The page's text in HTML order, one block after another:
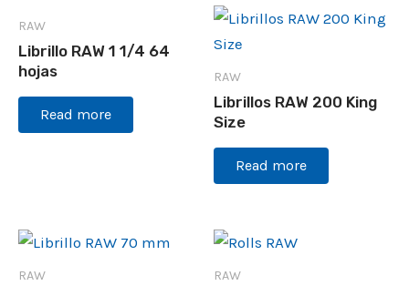
RAW
Librillo RAW 1 1/4 64
hojas
Read more
RAW
Librillos RAW 200 King
Size
Read more
RAW RAW